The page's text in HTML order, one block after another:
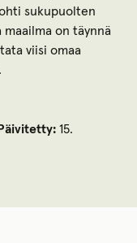
sukupuolten
on täynnä
viisi omaa
Päivitetty: 15.